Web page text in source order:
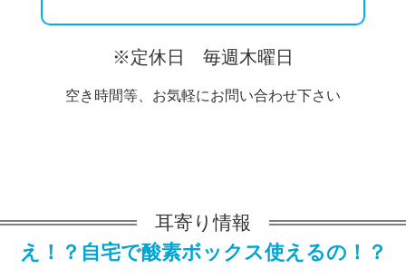
※定休日 毎週木曜日
空き時間等、お気軽にお問い合わせ下さい
耳寄り情報
え！？自宅で酸素ボックス使えるの！？